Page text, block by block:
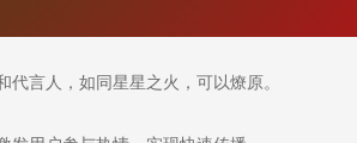
言人，如同星星之火，可以燎原。